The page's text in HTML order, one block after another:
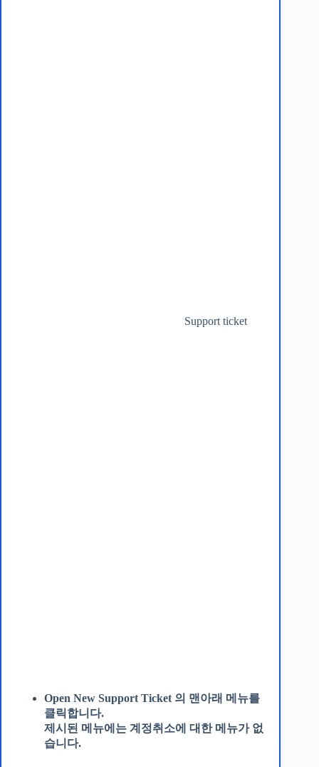
Support ticket
Open New Support Ticket 의 맨아래 메뉴를
클릭합니다.
제시된 메뉴에는 계정취소에 대한 메뉴가 없
습니다.